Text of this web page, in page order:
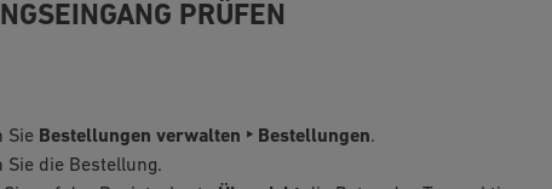
PRÜFEN
Sie Bestellungen verwalten ‣ Bestellungen.
Sie die Bestellung.